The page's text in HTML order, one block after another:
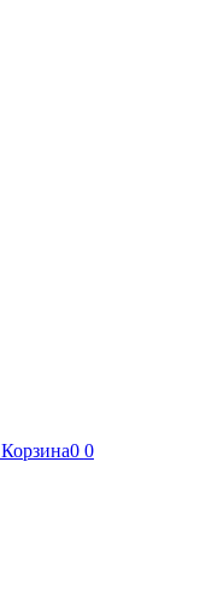
Корзина0 0